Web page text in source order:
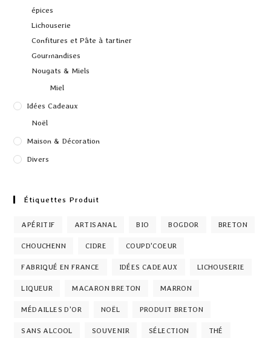
épices
Lichouserie
Confitures et Pâte à tartiner
Gourmandises
Nougats & Miels
Miel
Idées Cadeaux
Noël
Maison & Décoration
Divers
Étiquettes Produit
APÉRITIF ARTISANAL BIO BOGDOR BRETON
CHOUCHENN CIDRE COUPD'COEUR
FABRIQUÉ EN FRANCE IDÉES CADEAUX LICHOUSERIE
LIQUEUR MACARON BRETON MARRON
MÉDAILLES D'OR NOËL PRODUIT BRETON
SANS ALCOOL SOUVENIR SÉLECTION THÉ